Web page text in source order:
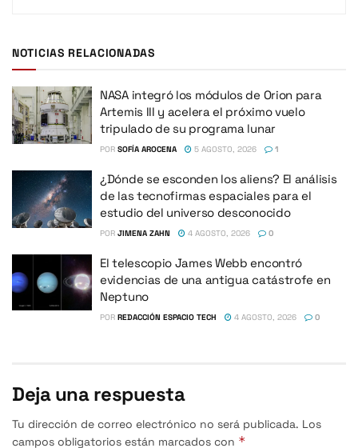
NOTICIAS RELACIONADAS
NASA integró los módulos de Orion para
Artemis III y acelera el próximo vuelo
tripulado de su programa lunar
POR SOFÍA AROCENA 5 AGOSTO, 2026 1
¿Dónde se esconden los aliens? El análisis
de las tecnofirmas espaciales para el
estudio del universo desconocido
POR JIMENA ZAHN 4 AGOSTO, 2026 0
El telescopio James Webb encontró
evidencias de una antigua catástrofe en
Neptuno
POR REDACCIÓN ESPACIO TECH 4 AGOSTO, 2026 0
Deja una respuesta
Tu dirección de correo electrónico no será publicada. Los
campos obligatorios están marcados con *